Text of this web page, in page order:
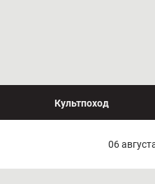
Культпоход
06